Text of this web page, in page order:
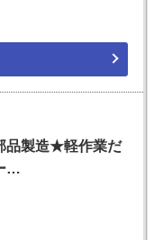
品製造★軽作業だ
…